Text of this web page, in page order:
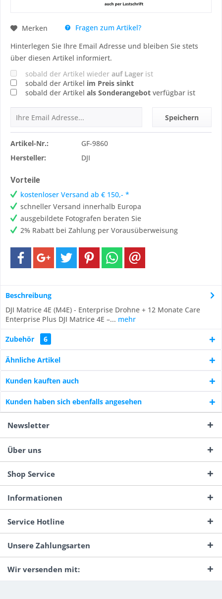
Merken
Fragen zum Artikel?
Hinterlegen Sie Ihre Email Adresse und bleiben Sie stets
über diesen Artikel informiert.
sobald der Artikel wieder auf Lager ist
sobald der Artikel im Preis sinkt
sobald der Artikel als Sonderangebot verfügbar ist
Speichern
Artikel-Nr.:
GF-9860
Hersteller:
DJI
Vorteile
kostenloser Versand ab € 150,- *
schneller Versand innerhalb Europa
ausgebildete Fotografen beraten Sie
2% Rabatt bei Zahlung per Vorausüberweisung
Beschreibung
DJI Matrice 4E (M4E) - Enterprise Drohne + 12 Monate Care
Enterprise Plus DJI Matrice 4E –... mehr
Zubehör 6
Ähnliche Artikel
Kunden kauften auch
Kunden haben sich ebenfalls angesehen
Newsletter
Über uns
Shop Service
Informationen
Service Hotline
Unsere Zahlungsarten
Wir versenden mit: